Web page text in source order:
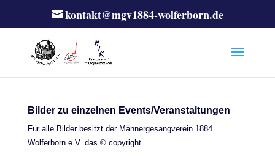
kontakt@mgv1884-wolferborn.de
Bilder zu einzelnen Events/Veranstaltungen
Für alle Bilder besitzt der Männergesangverein 1884
Wolferborn e.V. das © copyright